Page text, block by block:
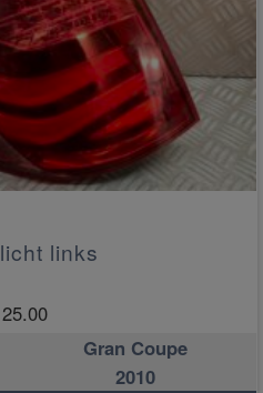
links
Gran Coupe
2010